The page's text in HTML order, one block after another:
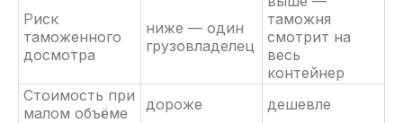
Риск
таможенного
досмотра
ниже — один
грузовладелец
таможня
смотрит на
весь
контейнер
Стоимость при
малом объёме
дороже дешевле